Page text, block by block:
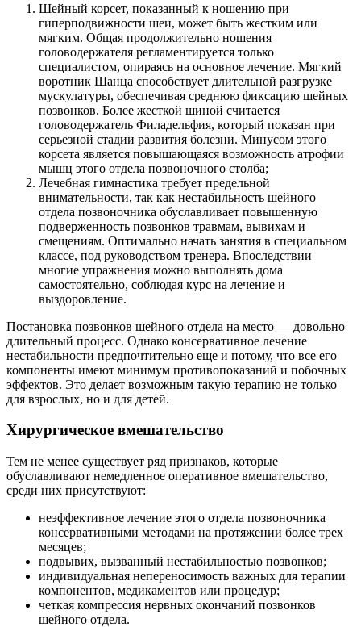
Шейный корсет, показанный к ношению при
гиперподвижности шеи, может быть жестким или
мягким. Общая продолжительно ношения
головодержателя регламентируется только
специалистом, опираясь на основное лечение. Мягкий
воротник Шанца способствует длительной разгрузке
мускулатуры, обеспечивая среднюю фиксацию шейных
позвонков. Более жесткой шиной считается
головодержатель Филадельфия, который показан при
серьезной стадии развития болезни. Минусом этого
корсета является повышающаяся возможность атрофии
мышц этого отдела позвоночного столба;
Лечебная гимнастика требует предельной
внимательности, так как нестабильность шейного
отдела позвоночника обуславливает повышенную
подверженность позвонков травмам, вывихам и
смещениям. Оптимально начать занятия в специальном
классе, под руководством тренера. Впоследствии
многие упражнения можно выполнять дома
самостоятельно, соблюдая курс на лечение и
выздоровление.
Постановка позвонков шейного отдела на место — довольно
длительный процесс. Однако консервативное лечение
нестабильности предпочтительно еще и потому, что все его
компоненты имеют минимум противопоказаний и побочных
эффектов. Это делает возможным такую терапию не только
для взрослых, но и для детей.
Хирургическое вмешательство
Тем не менее существует ряд признаков, которые
обуславливают немедленное оперативное вмешательство,
среди них присутствуют:
неэффективное лечение этого отдела позвоночника
консервативными методами на протяжении более трех
месяцев;
подвывих, вызванный нестабильностью позвонков;
индивидуальная непереносимость важных для терапии
компонентов, медикаментов или процедур;
четкая компрессия нервных окончаний позвонков
шейного отдела.